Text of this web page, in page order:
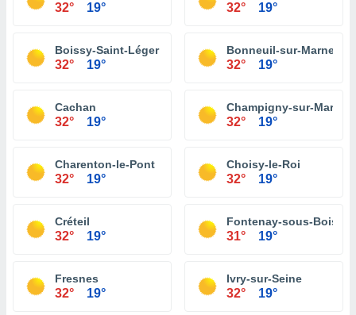
32° 19° 32° 19°
Boissy-Saint-Léger
32° 19°
Bonneuil-sur-Marne
32° 19°
Cachan
32° 19°
Champigny-sur-Marne
32° 19°
Charenton-le-Pont
32° 19°
Choisy-le-Roi
32° 19°
Créteil
32° 19°
Fontenay-sous-Bois
31° 19°
Fresnes
32° 19°
Ivry-sur-Seine
32° 19°